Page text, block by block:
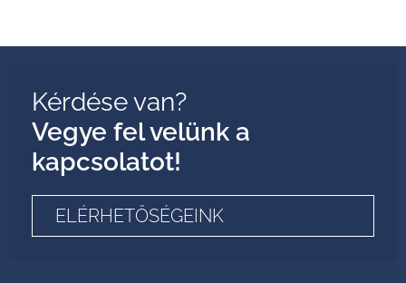
Kérdése van?
Vegye fel velünk a
kapcsolatot!
ELÉRHETŐSÉGEINK